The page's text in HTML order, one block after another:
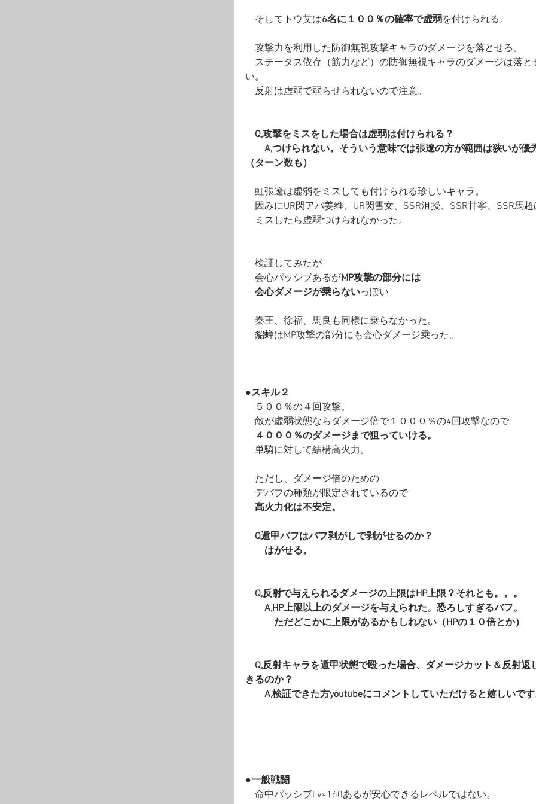
そしてトウ艾は6名に１００％の確率で虚弱を付けられる。
攻撃力を利用した防御無視攻撃キャラのダメージを落とせる。
ステータス依存（筋力など）の防御無視キャラのダメージは落と
い。
反射は虚弱で弱らせられないので注意。
Q,攻撃をミスをした場合は虚弱は付けられる？
A,つけられない。そういう意味では張遼の方が範囲は狭いが優
（ターン数も）
虹張遼は虚弱をミスしても付けられる珍しいキャラ。
因みにUR閃アバ姜維、UR閃雪女、SSR沮授、SSR甘寧、SSR馬超
ミスしたら虚弱つけられなかった。
検証してみたが
会心パッシブあるがMP攻撃の部分には
会心ダメージが乗らないっぽい
秦王、徐福、馬良も同様に乗らなかった。
貂蝉はMP攻撃の部分にも会心ダメージ乗った。
●スキル２
５００％の４回攻撃。
敵が虚弱状態ならダメージ倍で１０００％の4回攻撃なので
４０００％のダメージまで狙っていける。
単騎に対して結構高火力。
ただし、ダメージ倍のための
デバフの種類が限定されているので
高火力化は不安定。
Q遁甲バフはバフ剥がしで剥がせるのか？
はがせる。
Q,反射で与えられるダメージの上限はHP上限？それとも。。。
A,HP上限以上のダメージを与えられた。恐ろしすぎるバフ。
ただどこかに上限があるかもしれない（HPの１０倍とか）
Q,反射キャラを遁甲状態で殴った場合、ダメージカット＆反射返
きるのか？
A,検証できた方youtubeにコメントしていただけると嬉しいです
●一般戦闘
命中パッシブLv×160あるが安心できるレベルではない。